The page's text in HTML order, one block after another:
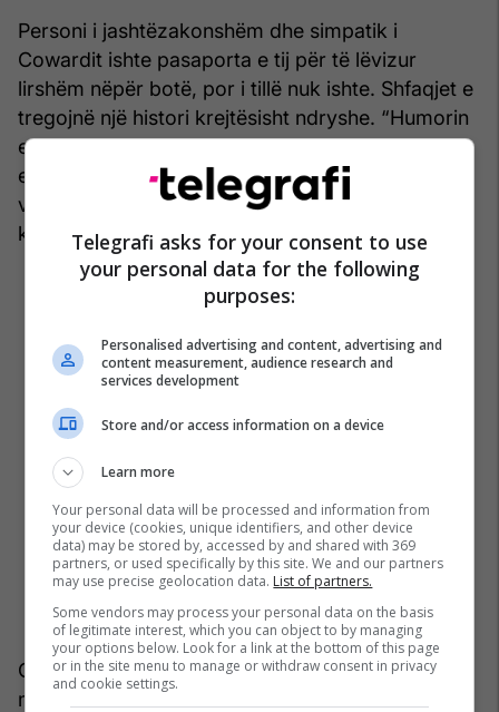
Personi i jashtëzakonshëm dhe simpatik i
Cowardit ishte pasaporta e tij për të lëvizur
lirshëm nëpër botë, por i tillë nuk ishte. Shfaqjet e
tregojnë një histori krejtësisht ndryshe. “Humorin
e bëri mburojë - nuk është vetëm maskim, por
edhe mbrojtje”, shton Thompson. Dhe, kur shikon
vitet e hershme të Cowardit, e sheh se pse ai
kishte nevojë për këtë.
Që në moshën 14-vjeçare kishte një lloj të
marrëdhënies me artistin 36-vjeçar, Philip
Telegrafi asks for your consent to use
your personal data for the following
purposes:
Personalised advertising and content, advertising and
content measurement, audience research and
services development
Store and/or access information on a device
Learn more
Your personal data will be processed and information from
your device (cookies, unique identifiers, and other device
data) may be stored by, accessed by and shared with 369
partners, or used specifically by this site. We and our partners
may use precise geolocation data. List of partners.
Some vendors may process your personal data on the basis
of legitimate interest, which you can object to by managing
your options below. Look for a link at the bottom of this page
or in the site menu to manage or withdraw consent in privacy
and cookie settings.